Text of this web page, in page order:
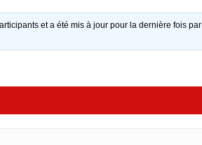
et a été mis à jour pour la dernière fois par